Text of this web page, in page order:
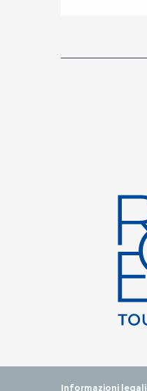
Informazioni legali